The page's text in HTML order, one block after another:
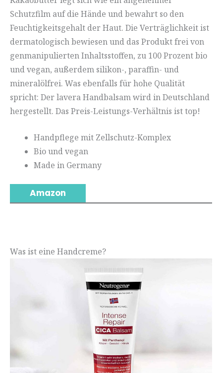
Schutzfilm auf die Hände und bewahrt so den
Feuchtigkeitsgehalt der Haut. Die Verträglichkeit ist
dermatologisch bewiesen und das Produkt frei von
genmanipulierten Inhaltsstoffen, zu 100 Prozent bio
und vegan, außerdem silikon-, paraffin- und
mineralölfrei. Was ebenfalls für hohe Qualität
spricht: Der lavera Handbalsam wird in Deutschland
hergestellt. Das Preis-Leistungs-Verhältnis ist top!
Handpflege mit Zellschutz-Komplex
Bio und vegan
Made in Germany
Amazon
Was ist eine Handcreme?